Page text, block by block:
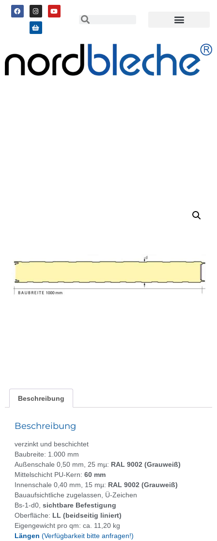
Beschreibung
Beschreibung
verzinkt und beschichtet
Baubreite: 1.000 mm
Außenschale 0,50 mm, 25 mµ: RAL 9002 (Grauweiß)
Mittelschicht PU-Kern: 60 mm
Innenschale 0,40 mm, 15 mµ: RAL 9002 (Grauweiß)
Bauaufsichtliche zugelassen, Ü-Zeichen
Bs-1-d0, sichtbare Befestigung
Oberfläche: LL (beidseitig liniert)
Eigengewicht pro qm: ca. 11,20 kg
Längen (Verfügbarkeit bitte anfragen!)